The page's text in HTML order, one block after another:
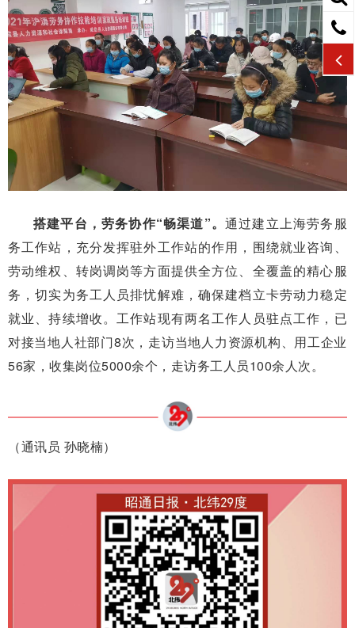
搭建平台，劳务协作“畅渠道”。 通过建立上海劳务服
务工作站，充分发挥驻外工作站的作用，围绕就业咨询、
劳动维权、转岗调岗等方面提供全方位、全覆盖的精心服
务，切实为务工人员排忧解难，确保建档立卡劳动力稳定
就业、持续增收。工作站现有两名工作人员驻点工作，已
对接当地人社部门8次，走访当地人力资源机构、用工企业
56家，收集岗位5000余个，走访务工人员100余人次。
（通讯员 孙晓楠）